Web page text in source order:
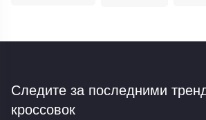
Следите за последними
кроссовок